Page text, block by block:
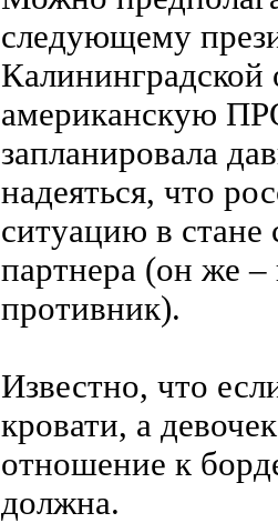
следующему
Калининградской
американскую
запланировала
надеяться, что
ситуацию в стане
партнера (он же –
противник).
Известно, что
кровати, а
отношение к
должна.